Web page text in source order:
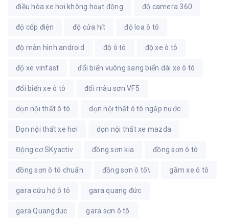
điều hòa xe hơi không hoạt động độ camera 360
độ cốp điện độ cửa hít độ loa ô tô
độ màn hình android độ ô tô độ xe ô tô
độ xe vinfast đổi biển vuông sang biển dài xe ô tô
đổi biển xe ô tô đổi màu sơn VF5
dọn nội thất ô tô dọn nội thất ô tô ngập nước
Dọn nội thất xe hơi dọn nội thất xe mazda
Động cơ SKyactiv đồng sơn kia đồng sơn ô tô
đồng sơn ô tô chuẩn đồng sơn ô tô\ gầm xe ô tô
gara cứu hộ ô tô gara quang đức
gara Quangduc gara sơn ô tô